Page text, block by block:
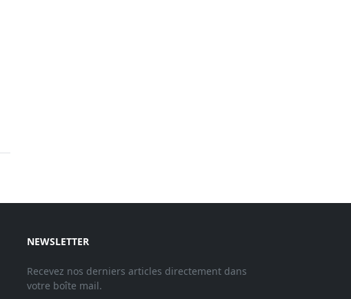
NEWSLETTER
Recevez nos derniers articles directement dans
votre boîte mail.